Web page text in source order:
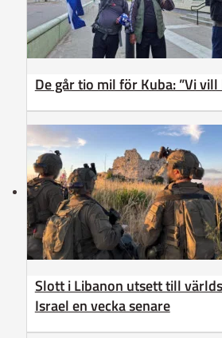
De går tio mil för Kuba: ”Vi
Slott i Libanon utsett till
Israel en vecka senare